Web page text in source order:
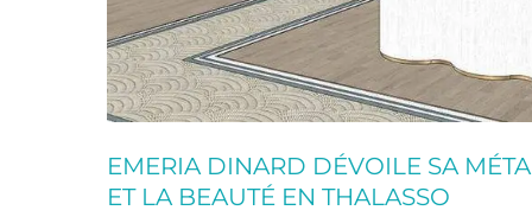
EMERIA DINARD DÉVOILE SA
ET LA BEAUTÉ EN THALASSO